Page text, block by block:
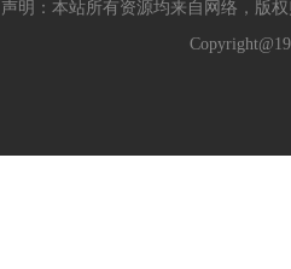
声明：本站所有资源均来自网络，版